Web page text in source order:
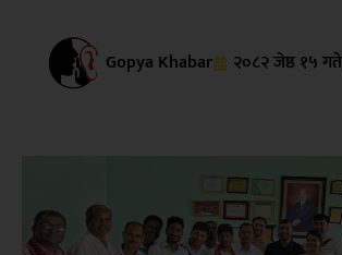
Gopya Khabar २०८२ जेष्ठ १५